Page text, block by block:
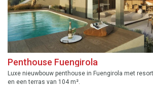
Penthouse Fuengirola
Luxe nieuwbouw penthouse in Fuengirola met
en een terras van 104 m².